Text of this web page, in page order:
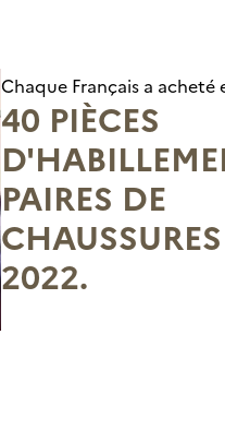
Chaque Français a acheté
40 PIÈCES
PAIRES DE
2022.